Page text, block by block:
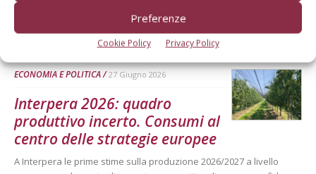
Preferenze
Cookie Policy Privacy Policy
normativa
Di
ECONOMIA E POLITICA 27 Giugno 2026
Interpera 2026: quadro
produttivo incerto. Consumi al
centro delle strategie europee
A Interpera le prime stime sulla produzione 2026/2027 a livello